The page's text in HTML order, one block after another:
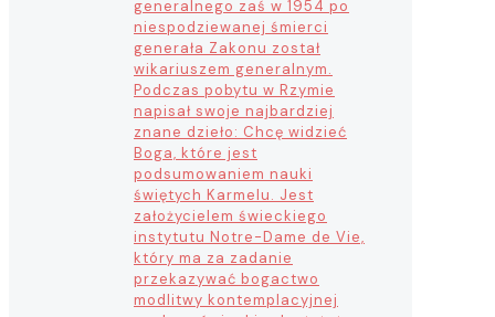
generalnego zaś w 1954 po
niespodziewanej śmierci
generała Zakonu został
wikariuszem generalnym.
Podczas pobytu w Rzymie
napisał swoje najbardziej
znane dzieło: Chcę widzieć
Boga, które jest
podsumowaniem nauki
świętych Karmelu. Jest
założycielem świeckiego
instytutu Notre-Dame de Vie,
który ma za zadanie
przekazywać bogactwo
modlitwy kontemplacyjnej